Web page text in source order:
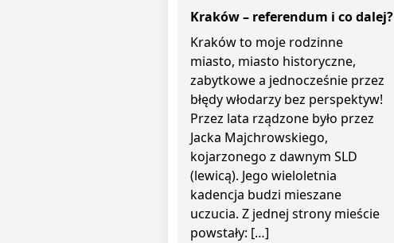
Kraków – referendum i co dalej?
Kraków to moje rodzinne
miasto, miasto historyczne,
zabytkowe a jednocześnie przez
błędy włodarzy bez perspektyw!
Przez lata rządzone było przez
Jacka Majchrowskiego,
kojarzonego z dawnym SLD
(lewicą). Jego wieloletnia
kadencja budzi mieszane
uczucia. Z jednej strony mieście
powstały: […]